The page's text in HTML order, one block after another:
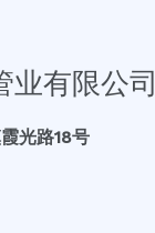
业有限公司
光路18号